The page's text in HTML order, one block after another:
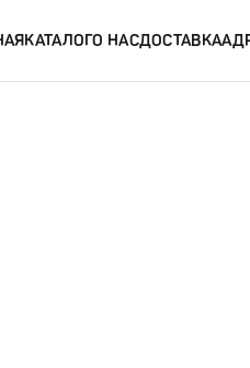
КАТАЛОГО НАСДОСТАВКА